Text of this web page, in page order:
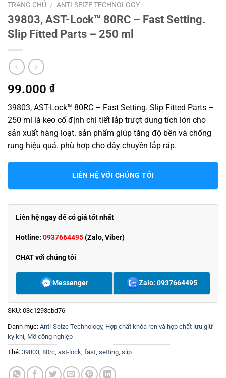
TRANG CHỦ / ANTI-SEIZE TECHNOLOGY
39803, AST-Lock™ 80RC – Fast Setting.
Slip Fitted Parts – 250 ml
99.000 ₫
39803, AST-Lock™ 80RC – Fast Setting. Slip Fitted Parts –
250 ml là keo cố định chi tiết lắp trượt dung tích lớn cho
sản xuất hàng loạt. sản phẩm giúp tăng độ bền và chống
rung hiệu quả. phù hợp cho dây chuyền lắp ráp.
LIÊN HỆ VỚI CHÚNG TÔI
Liên hệ ngay để có giá tốt nhất
Hotline: 0937664495(Zalo, Viber)
CHAT với chúng tôi
Messenger Zalo: 0937664495
SKU: 03c1293cbd76
Danh mục: Anti-Seize Technology, Hợp chất khóa ren và hợp chất lưu giữ
kỵ khí, Mỡ công nghiệp
Thẻ: 39803 80rc ast-lock fast setting slip